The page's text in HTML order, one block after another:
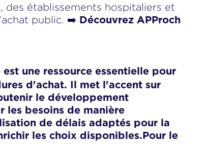
établissements hospitaliers et
public. ➡️ Découvrez APProch
est une ressource essentielle pour
d'achat. Il met l'accent sur
le développement
les besoins de manière
de délais adaptés pour la
les choix disponibles.Pour le